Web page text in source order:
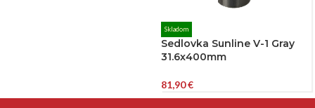
Skladom
Sedlovka Sunline V-1 Gray
31.6x400mm
81,90€